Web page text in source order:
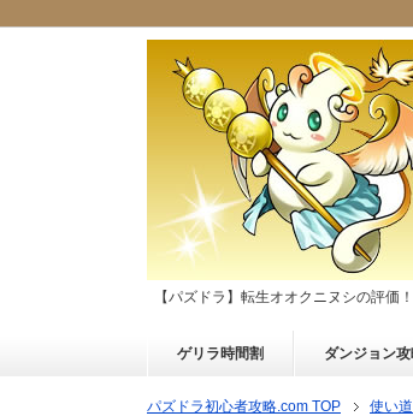
【パズドラ】転生オオクニヌシの評価
ゲリラ時間割 ダンジョン
パズドラ初心者攻略.com TOP 使い